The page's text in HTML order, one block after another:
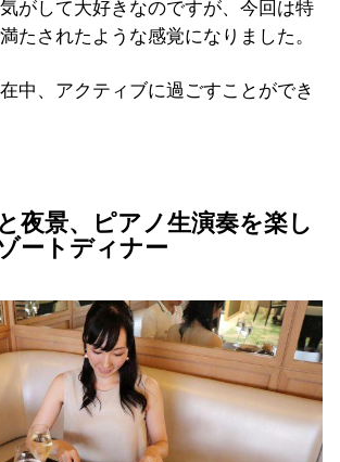
がして大好きなのですが、今回は特
たされたような感覚になりました。
中、アクティブに過ごすことができ
夜景、ピアノ生演奏を楽し
ートディナー